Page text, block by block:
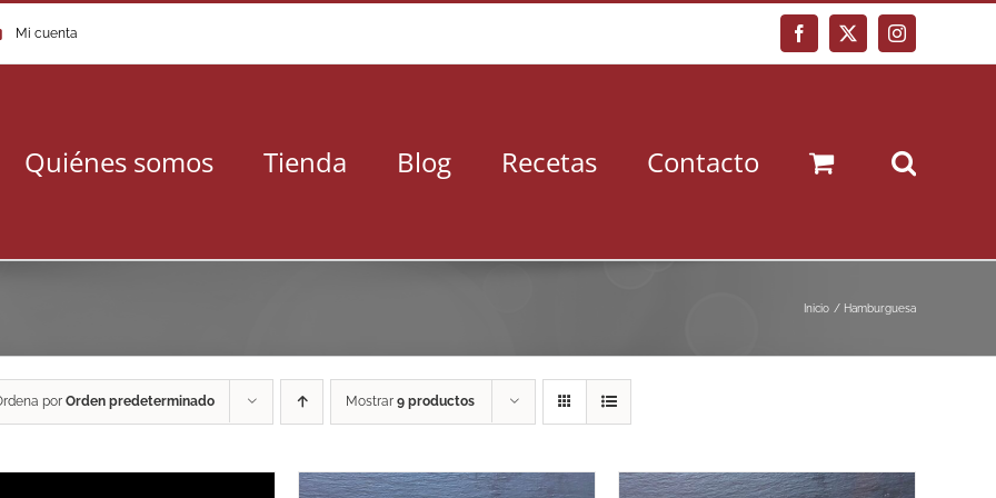
Mi cuenta Facebook
X Instagram
Quiénes somos Tienda Blog Recetas Contacto
Inicio Hamburguesa
por Orden predeterminado Mostrar 9 productos